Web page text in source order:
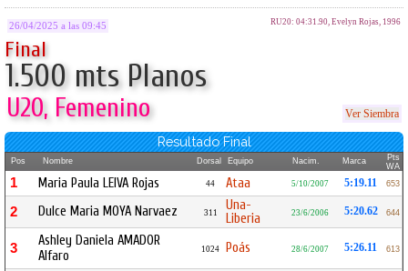
26/04/2025 a las 09:45 RU20: 04:31.90, Evelyn Rojas, 1996
Final
1.500 mts Planos
U20, Femenino Ver Siembra
Resultado Final
Pos Nombre Dorsal Equipo Nacim. Marca
Pts
WA
1 Maria Paula LEIVA Rojas 44 Ataa 5/10/2007 5:19.11 653
2 Dulce Maria MOYA Narvaez 311
Una-
Liberia
23/6/2006 5:20.62 644
3
Ashley Daniela AMADOR
Alfaro
1024 Poás 28/6/2007 5:26.11 613